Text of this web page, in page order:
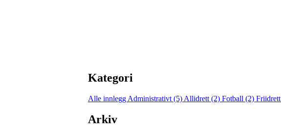
Kategori
Alle innlegg Administrativt (5) Allidrett (2) Fotball (2)
Arkiv